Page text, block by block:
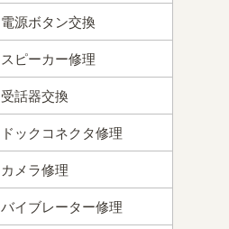
電源ボタン交換
スピーカー修理
受話器交換
ドックコネクタ修理
カメラ修理
バイブレーター修理